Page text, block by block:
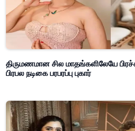
திருமணமான சில மாதங்களிலேயே
பிரபல நடிகை பரபரப்பு புகார்